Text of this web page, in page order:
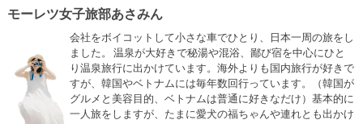
モーレツ女子旅部あさみん
会社をボイコットして小さな車でひとり、日本一周の旅をし
ました。 温泉が大好きで秘湯や混浴、鄙び宿を中心にひと
り温泉旅行に出かけています。海外よりも国内旅行が好きで
すが、韓国やベトナムには毎年数回行っています。（韓国が
グルメと美容目的、ベトナムは普通に好きなだけ）基本的に
一人旅をしますが、たまに愛犬の福ちゃんや連れとも出かけ